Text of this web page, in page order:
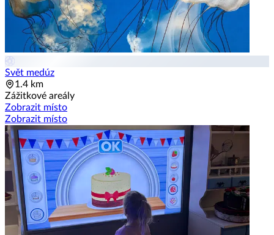
Svět medúz
1.4 km
Zážitkové areály
Zobrazit místo
Zobrazit místo